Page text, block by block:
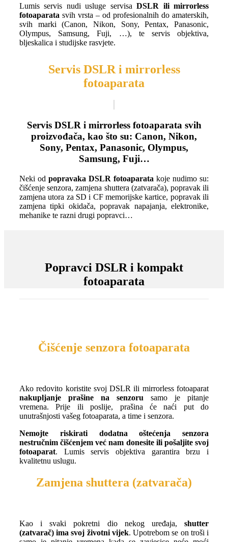
Lumis servis nudi usluge servisaDSLR ili mirrorless
fotoaparata svih vrsta – od profesionalnih do amaterskih,
svih marki (Canon, Nikon, Sony, Pentax, Panasonic,
Olympus, Samsung, Fuji, …), te servis objektiva,
bljeskalica i studijske rasvjete.
Servis DSLR i mirrorless
fotoaparata
Servis DSLR i mirrorless fotoaparata svih
proizvođača, kao što su: Canon, Nikon,
Sony, Pentax, Panasonic, Olympus,
Samsung, Fuji…
Neki od popravaka DSLR fotoaparata koje nudimo su:
čišćenje senzora, zamjena shuttera (zatvarača), popravak ili
zamjena utora za SD i CF memorijske kartice, popravak ili
zamjena tipki okidača, popravak napajanja, elektronike,
mehanike te razni drugi popravci…
Popravci DSLR i kompakt
fotoaparata
Čišćenje senzora fotoaparata
Ako redovito koristite svoj DSLR ili mirrorless fotoaparat
nakupljanje prašine na senzoru samo je pitanje
vremena. Prije ili poslije, prašina će naći put do
unutrašnjosti vašeg fotoaparata, a time i senzora.
Nemojte riskirati dodatna oštećenja senzora
nestručnim čišćenjem već nam donesite ili pošaljite svoj
fotoaparat. Lumis servis objektiva garantira brzu i
kvalitetnu uslugu.
Zamjena shuttera (zatvarača)
Kao i svaki pokretni dio nekog uređaja,shutter
(zatvarač) ima svoj životni vijek. Upotrebom se on troši i